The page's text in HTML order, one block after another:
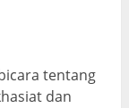
tentang
dan